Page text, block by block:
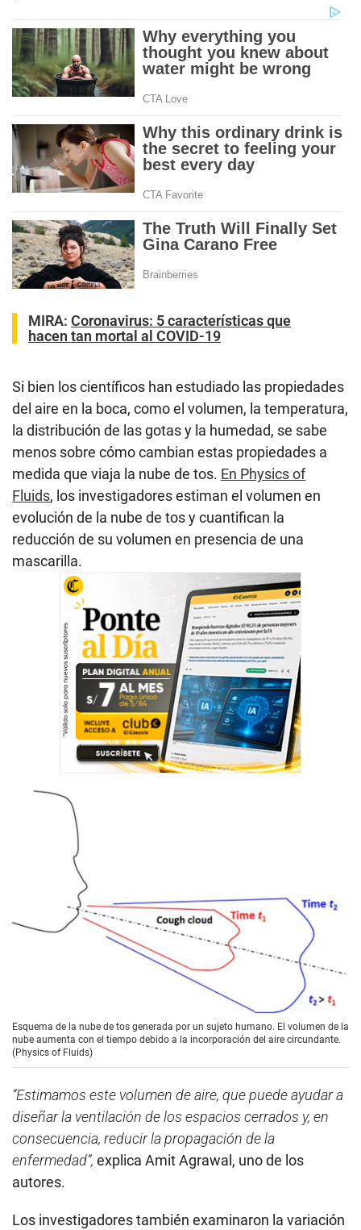
MIRA: Coronavirus: 5 características que
hacen tan mortal al COVID-19
Si bien los científicos han estudiado las propiedades
del aire en la boca, como el volumen, la temperatura,
la distribución de las gotas y la humedad, se sabe
menos sobre cómo cambian estas propiedades a
medida que viaja la nube de tos. En Physics of
Fluids, los investigadores estiman el volumen en
evolución de la nube de tos y cuantifican la
reducción de su volumen en presencia de una
mascarilla.
Esquema de la nube de tos generada por un sujeto humano. El volumen de la
nube aumenta con el tiempo debido a la incorporación del aire circundante.
(Physics of Fluids)
“Estimamos este volumen de aire, que puede ayudar a
diseñar la ventilación de los espacios cerrados y, en
consecuencia, reducir la propagación de la
enfermedad”, explica Amit Agrawal, uno de los
autores.
Los investigadores también examinaron la variación